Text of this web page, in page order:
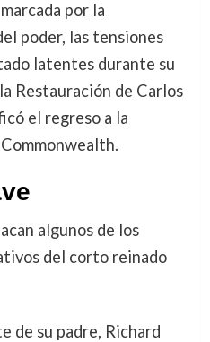
por la
poder, las tensiones
latentes durante su
Restauración de Carlos
el regreso a la
algunos de los
del corto reinado
de su padre, Richard